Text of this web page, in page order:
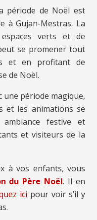
période de Noël est
à Gujan-Mestras. La
verts et de
se promener tout
et en profitant de
de Noël.
une période magique,
et les animations se
festive et
et visiteurs de la
à vos enfants, vous
du Père Noël. Il en
ici pour voir s’il y